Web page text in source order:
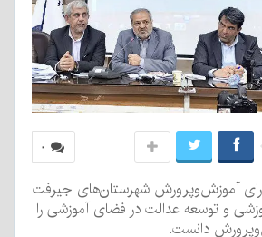
۰
آموزش‌وپرورش شهرستان‌های جیرفت
و توسعه عدالت در فضای آموزشی را
دانست.